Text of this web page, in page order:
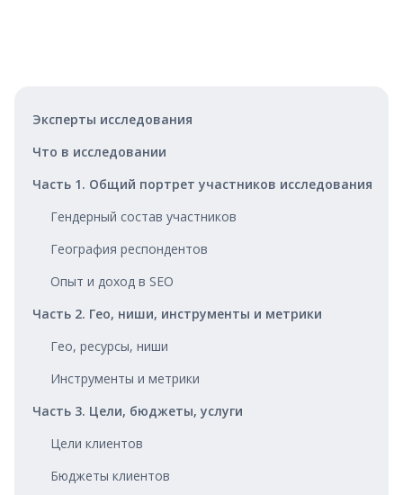
Эксперты исследования
Что в исследовании
Часть 1. Общий портрет участников исследования
Гендерный состав участников
География респондентов
Опыт и доход в SEO
Часть 2. Гео, ниши, инструменты и метрики
Гео, ресурсы, ниши
Инструменты и метрики
Часть 3. Цели, бюджеты, услуги
Цели клиентов
Бюджеты клиентов